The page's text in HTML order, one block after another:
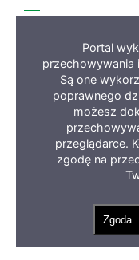
Deklaracja
Polityka
Portal
przechowywania
Są one
poprawnego
możesz
przeglądarce.
zgodę na
Zgoda